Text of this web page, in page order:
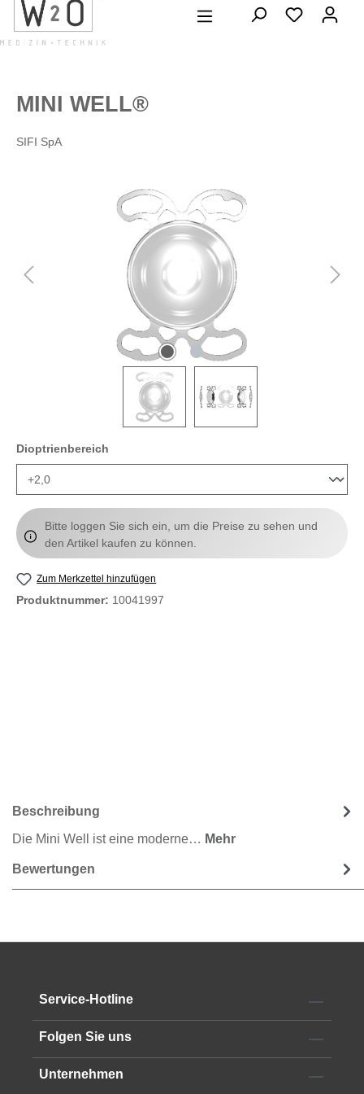
springen
MINI WELL®
SIFI SpA
Bildergalerie überspringen
Dioptrienbereich
Bitte loggen Sie sich ein, um die Preise zu sehen und
den Artikel kaufen zu können.
Zum Merkzettel hinzufügen
Produktnummer: 10041997
Beschreibung
Die Mini Well ist eine moderne… Mehr
Bewertungen
Service-Hotline
Folgen Sie uns
Unternehmen